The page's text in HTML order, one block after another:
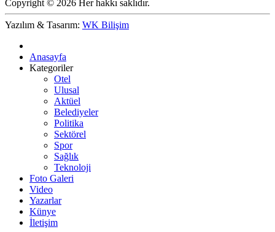
Copyright © 2026 Her hakkı saklıdır.
Yazılım & Tasarım: WK Bilişim
Anasayfa
Kategoriler
Otel
Ulusal
Aktüel
Belediyeler
Politika
Sektörel
Spor
Sağlık
Teknoloji
Foto Galeri
Video
Yazarlar
Künye
İletişim